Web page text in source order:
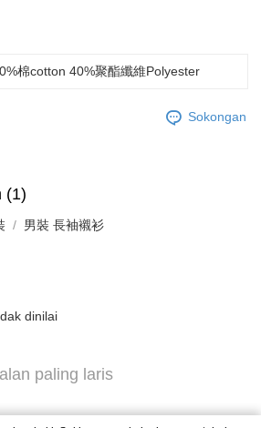
棉cotton 40%聚酯纖維Polyester
Sokongan
(1)
男裝 長袖襯衫
dinilai
paling laris